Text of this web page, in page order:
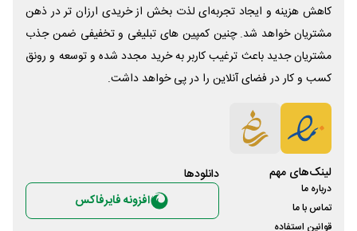
کاهش هزینه و ایجاد تجربه‌ای لذت بخش از خریدی ارزان تر در ذهن
مشتریان خواهد شد. چنین کمپین های تبلیغی و تخفیفی ضمن جذب
مشتریان جدید باعث ترغیب کاربر به خرید مجدد شده و توسعه و رونق
کسب و کار در فضای آنلاین را در پی خواهد داشت.
لینک‌های مهم
درباره ما
تماس با ما
قوانین استفاده
دانلود‌ها
افزونه فایرفاکس